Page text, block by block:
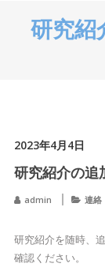
研究紹
2023年4月4日
研究紹介の追
admin 連絡
研究紹介を随時、
確認ください。